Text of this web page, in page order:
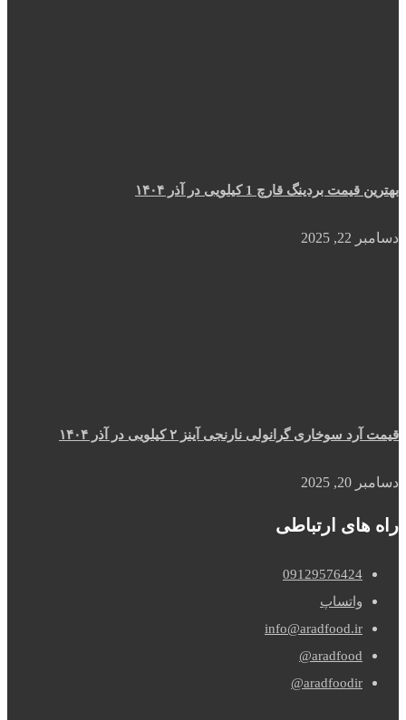
بهترین قیمت بردینگ قارچ 1 کیلویی در آذر ۱۴۰۴
دسامبر 22, 2025
قیمت آرد سوخاری گرانولی نارنجی آینز ۲ کیلویی در آذر ۱۴۰۴
دسامبر 20, 2025
راه های ارتباطی
09129576424
واتساپ
info@aradfood.ir
aradfood@
aradfoodir@